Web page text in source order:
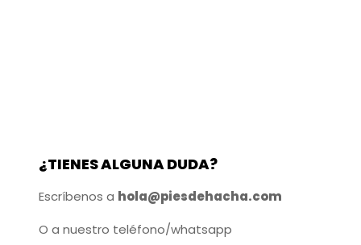
¿TIENES ALGUNA DUDA?
Escríbenos a hola@piesdehacha.com
O a nuestro teléfono/whatsapp